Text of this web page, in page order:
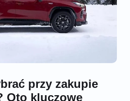
przy zakupie
Oto kluczowe